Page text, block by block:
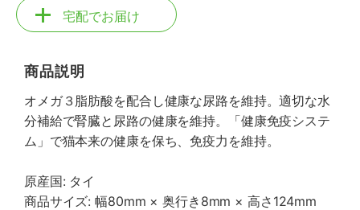
宅配でお届け
商品説明
オメガ３脂肪酸を配合し健康な尿路を維持。適切な水
分補給で腎臓と尿路の健康を維持。「健康免疫システ
ム」で猫本来の健康を保ち、免疫力を維持。
原産国: タイ
商品サイズ: 幅80mm × 奥行き8mm × 高さ124mm